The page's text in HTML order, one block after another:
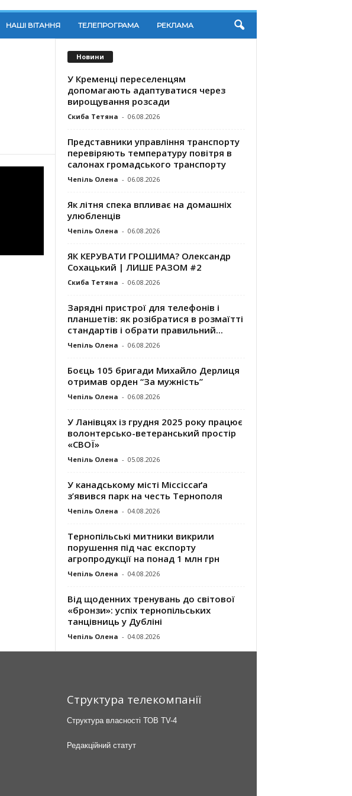
НАШІ ВІТАННЯ ТЕЛЕПРОГРАМА РЕКЛАМА
Новини
У Кременці переселенцям
допомагають адаптуватися через
вирощування розсади
Скиба Тетяна - 06.08.2026
Представники управління транспорту
перевіряють температуру повітря в
салонах громадського транспорту
Чепіль Олена - 06.08.2026
Як літня спека впливає на домашніх
улюбленців
Чепіль Олена - 06.08.2026
ЯК КЕРУВАТИ ГРОШИМА? Олександр
Сохацький | ЛИШЕ РАЗОМ #2
Скиба Тетяна - 06.08.2026
Зарядні пристрої для телефонів і
планшетів: як розібратися в розмаїтті
стандартів і обрати правильний...
Чепіль Олена - 06.08.2026
Боєць 105 бригади Михайло Дерлиця
отримав орден “За мужність”
Чепіль Олена - 06.08.2026
У Ланівцях із грудня 2025 року працює
волонтерсько-ветеранський простір
«СВОЇ»
Чепіль Олена - 05.08.2026
У канадському місті Міссіссаґа
з’явився парк на честь Тернополя
Чепіль Олена - 04.08.2026
Тернопільські митники викрили
порушення під час експорту
агропродукції на понад 1 млн грн
Чепіль Олена - 04.08.2026
Від щоденних тренувань до світової
«бронзи»: успіх тернопільських
танцівниць у Дубліні
Чепіль Олена - 04.08.2026
Структура телекомпанії
Структура власності ТОВ TV-4
Редакційний статут